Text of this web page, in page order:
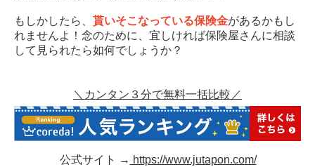
もしかしたら、 貰いそこなっている保険金があるかもし
れませんよ！念のために、宜しければ保険屋さんに相談
して見られたら如何でしょうか？
＼カンタン３分で無料一括比較／
公式サイト → https://www.jutapon.com/